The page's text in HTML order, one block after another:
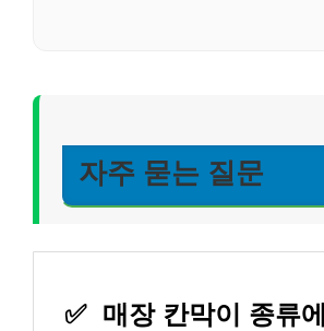
자주 묻는 질문
✅ 매장 칸막이 종류